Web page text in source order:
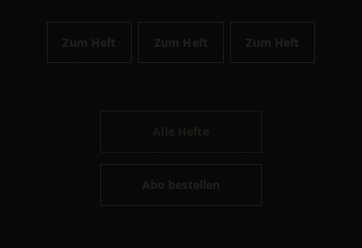
Zum Heft Zum Heft Zum Heft
Abo bestellen